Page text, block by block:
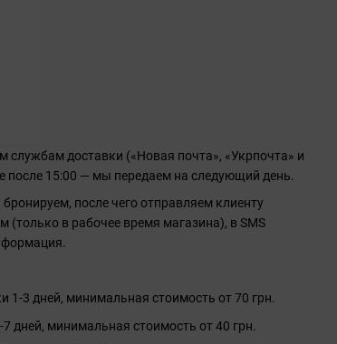
доставки («Новая почта», «Укрпочта» и
после 15:00 — мы передаем на следующий день.
после чего отправляем клиенту
в рабочее время магазина), в SMS
1-3 дней, минимальная стоимость от 70 грн.
дней, минимальная стоимость от 40 грн.